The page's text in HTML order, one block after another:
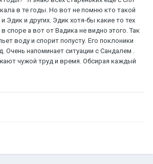
в те годы. Но вот не помню кто такой